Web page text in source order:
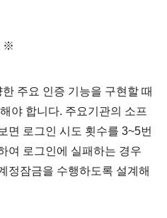
※
주요 인증 기능을 구현할 때
야 합니다. 주요기관의 소프
면 로그인 시도 횟수를 3~5번
여 로그인에 실패하는 경우
정잠금을 수행하도록 설계해